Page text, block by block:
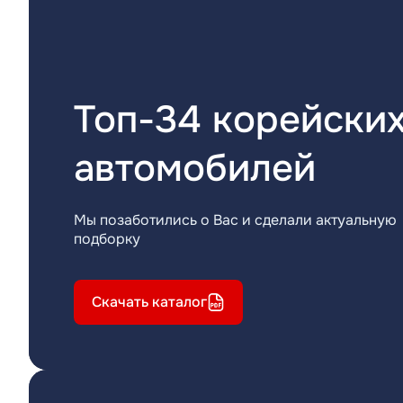
Топ-34
автомобилей
Мы позаботились о Вас и сделали актуальную
подборку
Скачать каталог